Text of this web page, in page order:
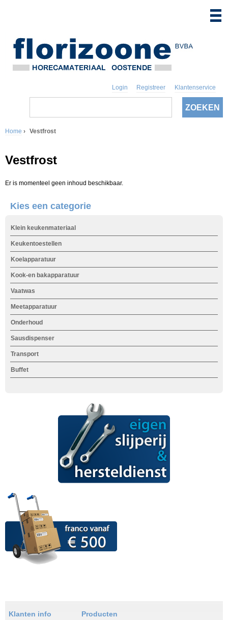
Login Registreer Klantenservice
Z
o
e
l
d
k
b
e
h
Home › Vestfrost
Vestfrost
Er is momenteel geen inhoud beschikbaar.
Kies een categorie
Klein keukenmateriaal
Keukentoestellen
Koelapparatuur
Kook-en bakapparatuur
Vaatwas
Meetapparatuur
Onderhoud
Sausdispenser
Transport
Buffet
Klanten info Producten